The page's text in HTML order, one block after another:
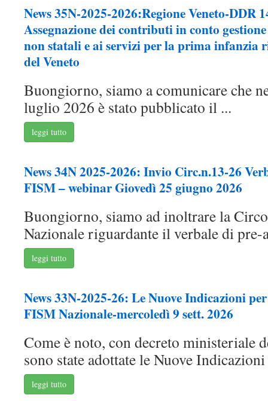
News 35N-2025-2026:Regione Veneto-DDR
Assegnazione dei contributi in conto
non statali e ai servizi per la prima infanzia
del Veneto
Buongiorno, siamo a comunicare che
luglio 2026 è stato pubblicato il ...
leggi tutto
News 34N 2025-2026: Invio Circ.n.13-26
FISM – webinar Giovedì 25 giugno 2026
Buongiorno, siamo ad inoltrare la
Nazionale riguardante il verbale di pre-
leggi tutto
News 33N-2025-26: Le Nuove Indicazioni
FISM Nazionale-mercoledì 9 sett. 2026
Come è noto, con decreto ministeriale
sono state adottate le Nuove
leggi tutto